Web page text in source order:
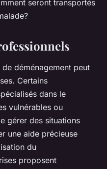
seront transportés
déménagement peut
Certains
dans le
vulnérables ou
gérer des situations
une aide précieuse
du
proposent